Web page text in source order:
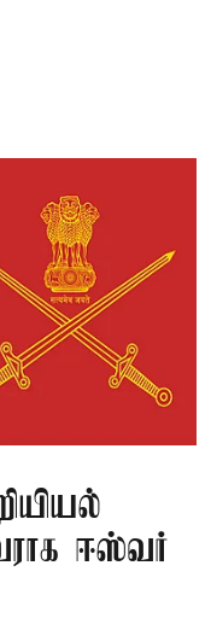
ஈஸ்வர்